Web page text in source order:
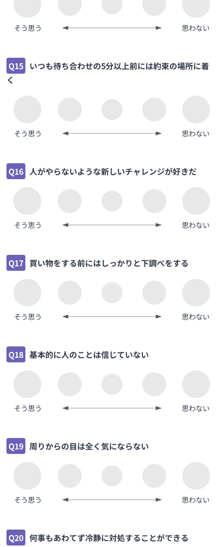
そう思う 思わない
Q15 いつも待ち合わせの5分以上前には約束の場所に着
く
そう思う 思わない
Q16 人がやらないような新しいチャレンジが好きだ
そう思う 思わない
Q17 買い物をする前にはしっかりと下調べをする
そう思う 思わない
Q18 基本的に人のことは信じていない
そう思う 思わない
Q19 周りからの目は全く気にならない
そう思う 思わない
Q20 何事もあわてず冷静に対処することができる